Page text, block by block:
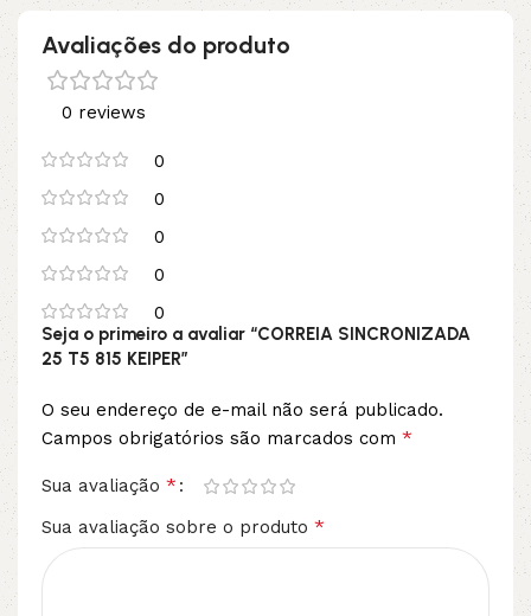
Avaliações do produto
0 reviews
0
0
0
0
0
Seja o primeiro a avaliar “CORREIA SINCRONIZADA
25 T5 815 KEIPER”
O seu endereço de e-mail não será publicado.
Campos obrigatórios são marcados com *
Sua avaliação *
Sua avaliação sobre o produto *